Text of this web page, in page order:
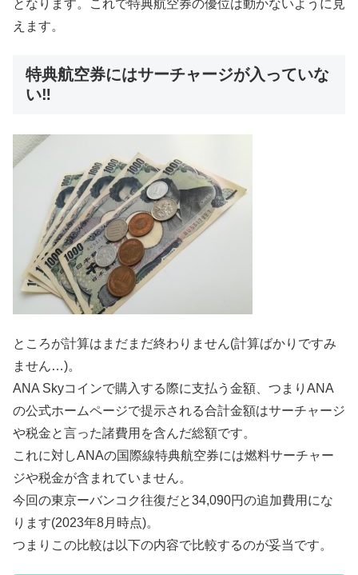
となります。これで特典航空券の優位は動かないように見
えます。
特典航空券にはサーチャージが入っていな
い‼
ところが計算はまだまだ終わりません(計算ばかりですみ
ません…)。
ANA Skyコインで購入する際に支払う金額、つまりANA
の公式ホームページで提示される合計金額はサーチャージ
や税金と言った諸費用を含んだ総額です。
これに対しANAの国際線特典航空券には燃料サーチャー
ジや税金が含まれていません。
今回の東京ーバンコク往復だと34,090円の追加費用にな
ります(2023年8月時点)。
つまりこの比較は以下の内容で比較するのが妥当です。